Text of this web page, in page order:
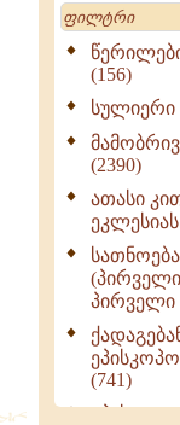
Search
(156)
სულიერი
(2390)
ათასი
ეკლესიას
(პირველი
პირველი
(741)